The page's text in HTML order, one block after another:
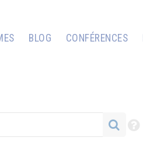
BLOG CONFÉRENCES